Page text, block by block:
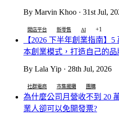
By Marvin Khoo · 31st Jul,
開店平台 新零售 AI +1
【2026 下半年創業指南】
本創業模式，打造自己的品
By Lala Yip · 28th Jul, 2026
社群電商 市集擺攤 團購
為什麼公司月營收不到 20
業人卻可以免開發票?